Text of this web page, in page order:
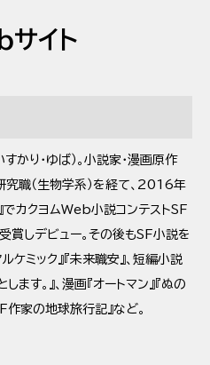
イト
かり・ゆば）。小説家・漫画原作
究職（生物学系）を経て、2016年
でカクヨムWeb小説コンテストSF
賞しデビュー。その後もSF小説を
ケミック』『未来職安』、短編小説
ます。』、漫画『オートマン』『ぬの
作家の地球旅行記』など。